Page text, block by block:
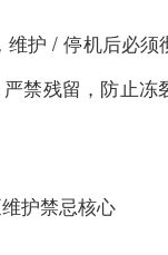
护 / 停机后必须
禁残留，防止冻
护禁忌核心